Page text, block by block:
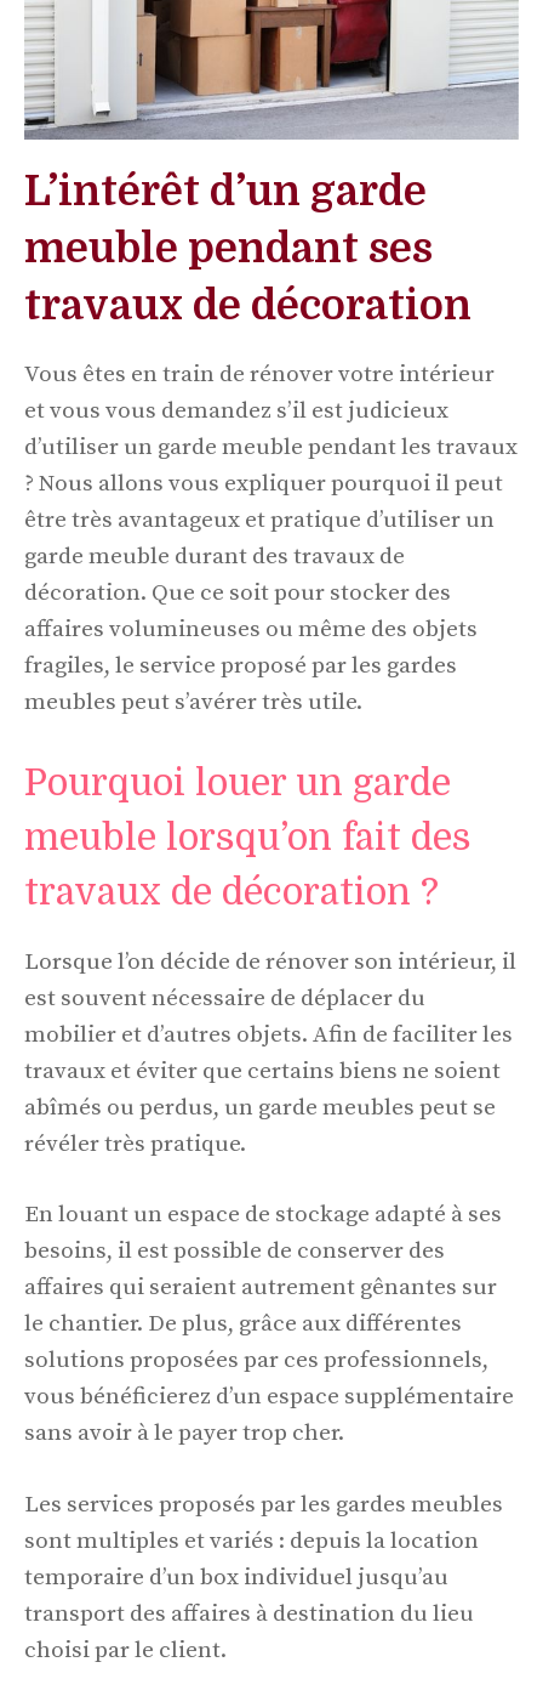
L’intérêt d’un garde
meuble pendant ses
travaux de décoration
Vous êtes en train de rénover votre intérieur
et vous vous demandez s’il est judicieux
d’utiliser un garde meuble pendant les travaux
? Nous allons vous expliquer pourquoi il peut
être très avantageux et pratique d’utiliser un
garde meuble durant des travaux de
décoration. Que ce soit pour stocker des
affaires volumineuses ou même des objets
fragiles, le service proposé par les gardes
meubles peut s’avérer très utile.
Pourquoi louer un garde
meuble lorsqu’on fait des
travaux de décoration ?
Lorsque l’on décide de rénover son intérieur, il
est souvent nécessaire de déplacer du
mobilier et d’autres objets. Afin de faciliter les
travaux et éviter que certains biens ne soient
abîmés ou perdus, un garde meubles peut se
révéler très pratique.
En louant un espace de stockage adapté à ses
besoins, il est possible de conserver des
affaires qui seraient autrement gênantes sur
le chantier. De plus, grâce aux différentes
solutions proposées par ces professionnels,
vous bénéficierez d’un espace supplémentaire
sans avoir à le payer trop cher.
Les services proposés par les gardes meubles
sont multiples et variés : depuis la location
temporaire d’un box individuel jusqu’au
transport des affaires à destination du lieu
choisi par le client.